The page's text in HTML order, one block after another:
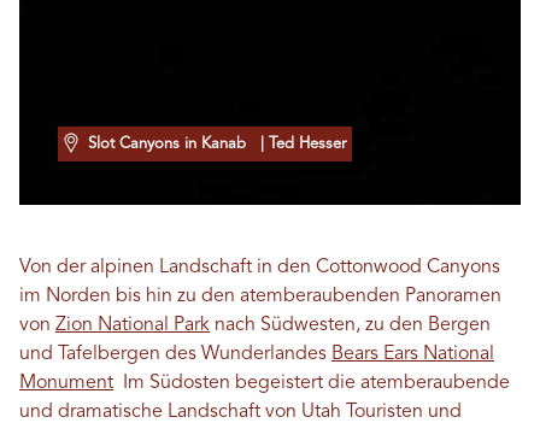
Slot Canyons in Kanab | Ted Hesser
Von der alpinen Landschaft in den Cottonwood Canyons
im Norden bis hin zu den atemberaubenden Panoramen
von Zion National Park nach Südwesten, zu den Bergen
und Tafelbergen des Wunderlandes Bears Ears National
Monument Im Südosten begeistert die atemberaubende
und dramatische Landschaft von Utah Touristen und